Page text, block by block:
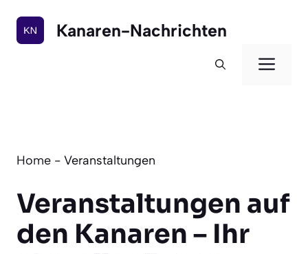
Inhalt
springen
Kanaren-Nachrichten
Home - Veranstaltungen
Veranstaltungen auf
den Kanaren – Ihr